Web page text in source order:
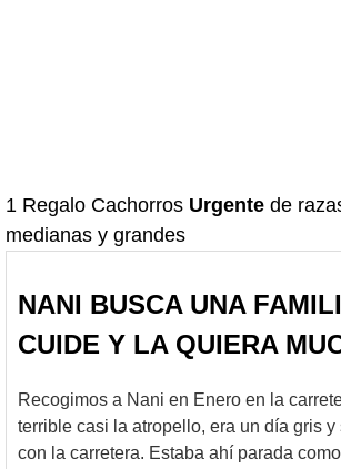
1 Regalo Cachorros Urgente de
medianas y grandes
NANI BUSCA UNA
CUIDE Y LA QUIERA
Recogimos a Nani en Enero en la
terrible casi la atropello, era un día gris y
con la carretera. Estaba ahí parada